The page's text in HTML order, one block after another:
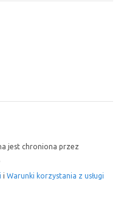
jest chroniona przez
i Warunki korzystania z usługi